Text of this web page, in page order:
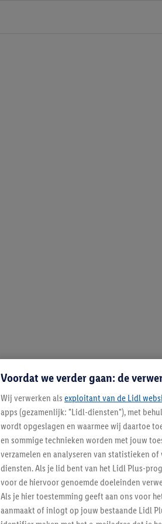
Voordat we verder gaan: de
Wij verwerken als exploitant van de Lidl
apps (gezamenlijk: "Lidl-diensten"), met
wordt opgeslagen en waarmee wij daartoe
en sommige technieken worden met jouw
verzamelen en analyseren van statistieken
diensten. Als je lid bent van het Lidl Plus-
voor de hiervoor genoemde doeleinden
Als je hier toestemming geeft aan ons voor
aanmaakt of inlogt op jouw bestaande Lidl